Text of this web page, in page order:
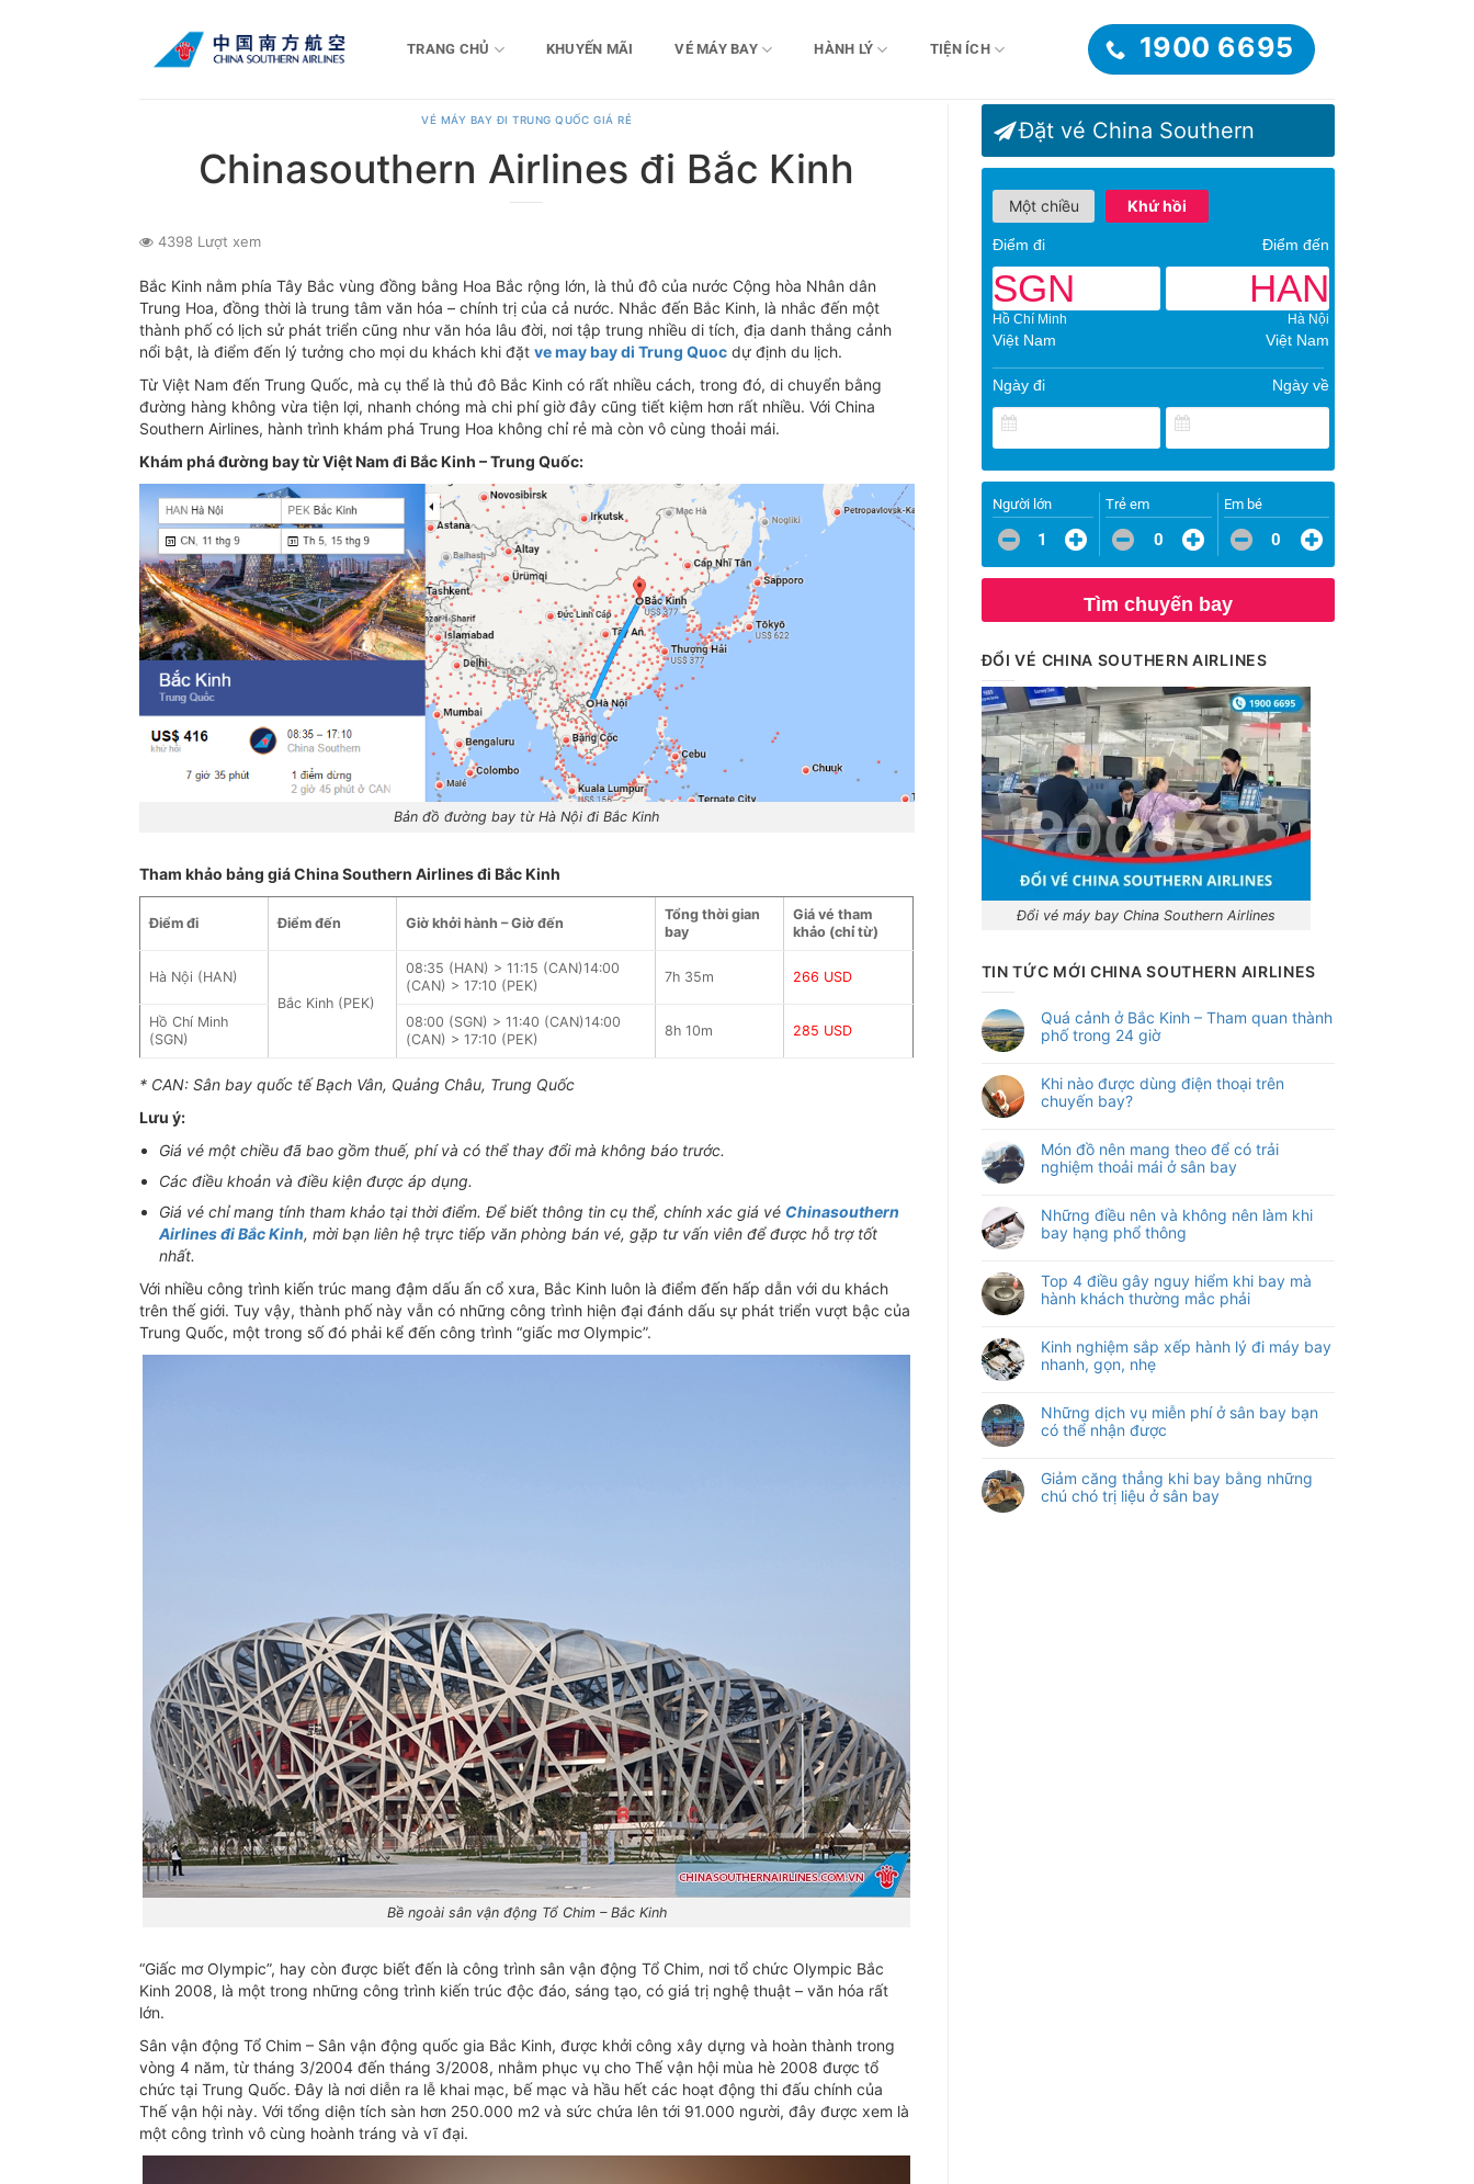
TRANG CHỦ KHUYẾN MÃI VÉ MÁY BAY HÀNH LÝ TIỆN ÍCH 1900 6695
VÉ MÁY BAY ĐI TRUNG QUỐC GIÁ RẺ
Chinasouthern Airlines đi Bắc Kinh
4398 Lượt xem
Bắc Kinh nằm phía Tây Bắc vùng đồng bằng Hoa Bắc rộng lớn, là thủ đô của nước Cộng hòa Nhân dân
Trung Hoa, đồng thời là trung tâm văn hóa – chính trị của cả nước. Nhắc đến Bắc Kinh, là nhắc đến một
thành phố có lịch sử phát triển cũng như văn hóa lâu đời, nơi tập trung nhiều di tích, địa danh thắng cảnh
nổi bật, là điểm đến lý tưởng cho mọi du khách khi đặt ve may bay di Trung Quoc dự định du lịch.
Từ Việt Nam đến Trung Quốc, mà cụ thể là thủ đô Bắc Kinh có rất nhiều cách, trong đó, di chuyển bằng
đường hàng không vừa tiện lợi, nhanh chóng mà chi phí giờ đây cũng tiết kiệm hơn rất nhiều. Với China
Southern Airlines, hành trình khám phá Trung Hoa không chỉ rẻ mà còn vô cùng thoải mái.
Khám phá đường bay từ Việt Nam đi Bắc Kinh – Trung Quốc:
Bản đồ đường bay từ Hà Nội đi Bắc Kinh
Tham khảo bảng giá China Southern Airlines đi Bắc Kinh
Điểm đi Điểm đến Giờ khởi hành – Giờ đến
Tổng thời gian
bay
Giá vé tham
khảo (chỉ từ)
Hà Nội (HAN)
Bắc Kinh (PEK)
08:35 (HAN) > 11:15 (CAN)14:00
(CAN) > 17:10 (PEK)
7h 35m 266 USD
Hồ Chí Minh
(SGN)
08:00 (SGN) > 11:40 (CAN)14:00
(CAN) > 17:10 (PEK)
8h 10m 285 USD
* CAN: Sân bay quốc tế Bạch Vân, Quảng Châu, Trung Quốc
Lưu ý:
Giá vé một chiều đã bao gồm thuế, phí và có thể thay đổi mà không báo trước.
Các điều khoản và điều kiện được áp dụng.
Giá vé chỉ mang tính tham khảo tại thời điểm. Để biết thông tin cụ thể, chính xác giá vé Chinasouthern
Airlines đi Bắc Kinh, mời bạn liên hệ trực tiếp văn phòng bán vé, gặp tư vấn viên để được hỗ trợ tốt
nhất.
Với nhiều công trình kiến trúc mang đậm dấu ấn cổ xưa, Bắc Kinh luôn là điểm đến hấp dẫn với du khách
trên thế giới. Tuy vậy, thành phố này vẫn có những công trình hiện đại đánh dấu sự phát triển vượt bậc của
Trung Quốc, một trong số đó phải kể đến công trình “giấc mơ Olympic”.
Bề ngoài sân vận động Tổ Chim – Bắc Kinh
“Giấc mơ Olympic”, hay còn được biết đến là công trình sân vận động Tổ Chim, nơi tổ chức Olympic Bắc
Kinh 2008, là một trong những công trình kiến trúc độc đáo, sáng tạo, có giá trị nghệ thuật – văn hóa rất
lớn.
Sân vận động Tổ Chim – Sân vận động quốc gia Bắc Kinh, được khởi công xây dựng và hoàn thành trong
vòng 4 năm, từ tháng 3/2004 đến tháng 3/2008, nhằm phục vụ cho Thế vận hội mùa hè 2008 được tổ
chức tại Trung Quốc. Đây là nơi diễn ra lễ khai mạc, bế mạc và hầu hết các hoạt động thi đấu chính của
Thế vận hội này. Với tổng diện tích sàn hơn 250.000 m2 và sức chứa lên tới 91.000 người, đây được xem là
một công trình vô cùng hoành tráng và vĩ đại.
Đặt vé China Southern
Một chiều Khứ hồi
Điểm đi Điểm đến
SGN
Hồ Chí Minh
Việt Nam
HAN
Hà Nội
Việt Nam
Ngày đi Ngày về
Người lớn
1
Trẻ em
0
Em bé
0
Tìm chuyến bay
ĐỔI VÉ CHINA SOUTHERN AIRLINES
Đổi vé máy bay China Southern Airlines
TIN TỨC MỚI CHINA SOUTHERN AIRLINES
Quá cảnh ở Bắc Kinh – Tham quan thành
phố trong 24 giờ
Khi nào được dùng điện thoại trên
chuyến bay?
Món đồ nên mang theo để có trải
nghiệm thoải mái ở sân bay
Những điều nên và không nên làm khi
bay hạng phổ thông
Top 4 điều gây nguy hiểm khi bay mà
hành khách thường mắc phải
Kinh nghiệm sắp xếp hành lý đi máy bay
nhanh, gọn, nhẹ
Những dịch vụ miễn phí ở sân bay bạn
có thể nhận được
Giảm căng thẳng khi bay bằng những
chú chó trị liệu ở sân bay